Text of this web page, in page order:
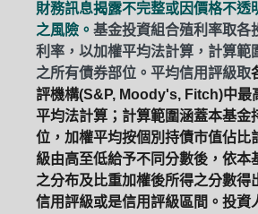
財務訊息揭露不完整或因價格不透
之風險。 基金投資組合殖利率取各
利率，以加權平均法計算，計算範
之所有債券部位。平均信用評級取
評機構(S&P, Moody's, Fitch)中最
平均法計算；計算範圍涵蓋本基金
位，加權平均按個別持債市值佔比
級由高至低給予不同分數後，依本
之分布及比重加權後所得之分數得
信用評級或是信用評級區間。投資